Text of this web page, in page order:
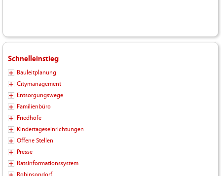
Schnelleinstieg
Bauleitplanung
Citymanagement
Entsorgungswege
Familienbüro
Friedhöfe
Kindertageseinrichtungen
Offene Stellen
Presse
Ratsinformationssystem
Robinsondorf